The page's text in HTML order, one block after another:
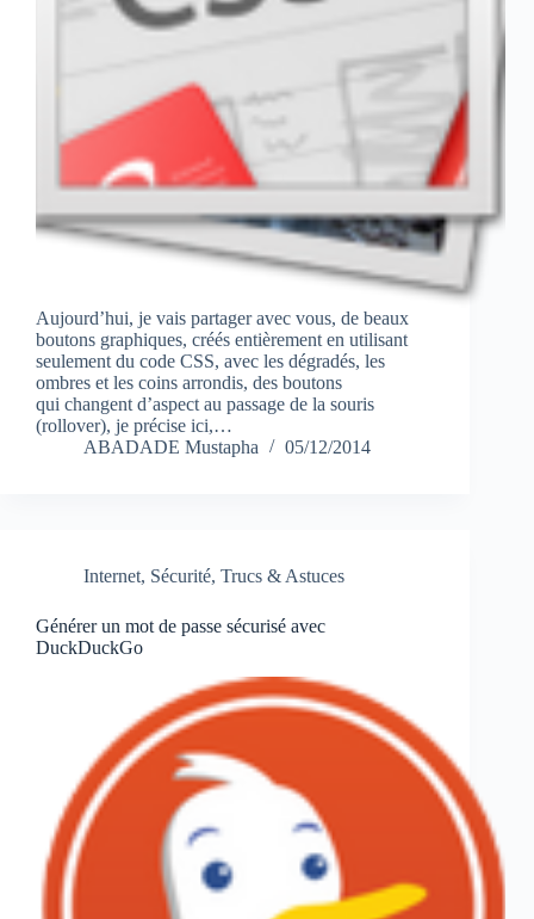
Aujourd’hui, je vais partager avec vous, de beaux
boutons graphiques, créés entièrement en utilisant
seulement du code CSS, avec les dégradés, les
ombres et les coins arrondis, des boutons
qui changent d’aspect au passage de la souris
(rollover), je précise ici,…
ABADADE Mustapha
05/12/2014
Internet, Sécurité, Trucs & Astuces
Générer un mot de passe sécurisé avec
DuckDuckGo